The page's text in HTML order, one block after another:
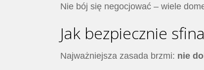
Nie bój się negocjować – wiele
Jak bezpiecznie
Najważniejsza zasada brzmi: nie